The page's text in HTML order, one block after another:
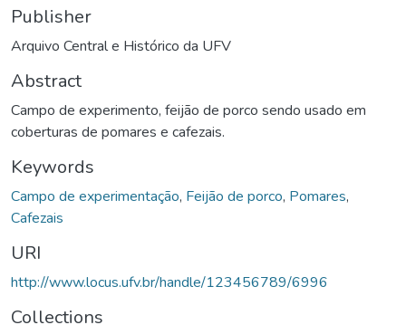
Publisher
Arquivo Central e Histórico da UFV
Abstract
Campo de experimento, feijão de porco sendo usado em
coberturas de pomares e cafezais.
Keywords
Campo de experimentação, Feijão de porco, Pomares,
Cafezais
URI
http://www.locus.ufv.br/handle/123456789/6996
Collections